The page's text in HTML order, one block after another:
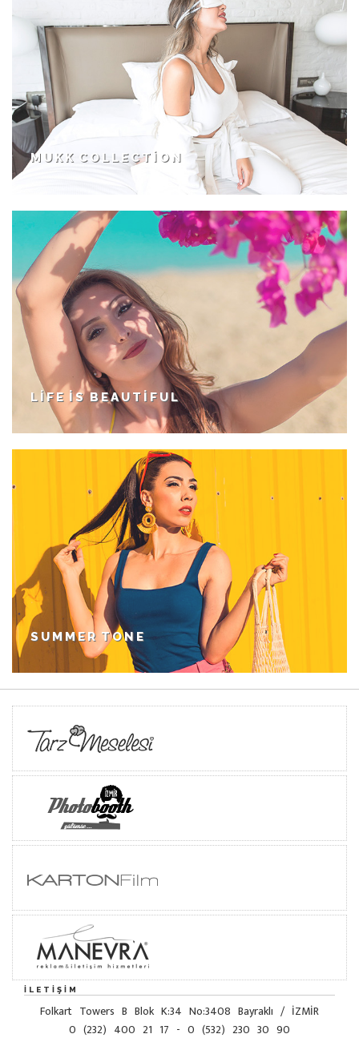
MUKK COLLECTION
LIFE IS BEAUTIFUL
SUMMER TONE
İLETIŞIM
Folkart Towers B Blok K:34 No:3408 Bayraklı / İZMİR
0 (232) 400 21 17 - 0 (532) 230 30 90